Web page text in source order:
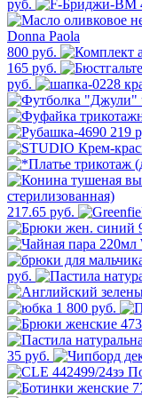
руб.
800 руб.
165 руб.
руб.
219
217.65 руб.
руб.
1 800 руб.
35 руб.